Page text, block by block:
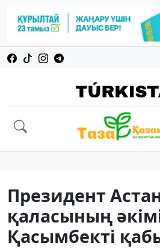
Президент
қаласының
Қасымбекті